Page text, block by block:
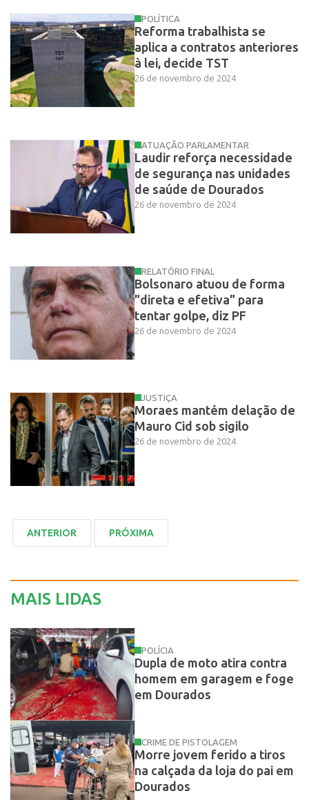
POLÍTICA
Reforma trabalhista se
aplica a contratos anteriores
à lei, decide TST
26 de novembro de 2024
ATUAÇÃO PARLAMENTAR
Laudir reforça necessidade
de segurança nas unidades
de saúde de Dourados
26 de novembro de 2024
RELATÓRIO FINAL
Bolsonaro atuou de forma
"direta e efetiva" para
tentar golpe, diz PF
26 de novembro de 2024
JUSTIÇA
Moraes mantém delação de
Mauro Cid sob sigilo
26 de novembro de 2024
MAIS LIDAS
POLÍCIA
Dupla de moto atira contra
homem em garagem e foge
em Dourados
CRIME DE PISTOLAGEM
Morre jovem ferido a tiros
na calçada da loja do pai em
Dourados